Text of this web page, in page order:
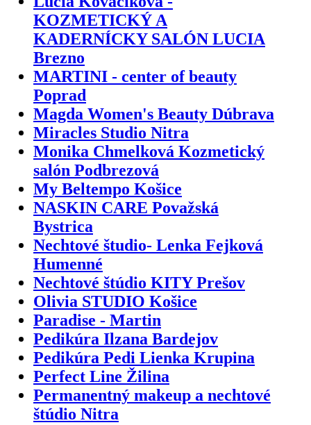
KOZMETICKÝ A
KADERNÍCKY SALÓN LUCIA
Brezno
MARTINI - center of beauty
Poprad
Magda Women's Beauty Dúbrava
Miracles Studio Nitra
Monika Chmelková Kozmetický
salón Podbrezová
My Beltempo Košice
NASKIN CARE Považská
Bystrica
Nechtové študio- Lenka Fejková
Humenné
Nechtové štúdio KITY Prešov
Olivia STUDIO Košice
Paradise - Martin
Pedikúra Ilzana Bardejov
Pedikúra Pedi Lienka Krupina
Perfect Line Žilina
Permanentný makeup a nechtové
štúdio Nitra